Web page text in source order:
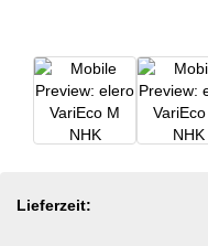
Lieferzeit: